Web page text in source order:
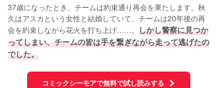
37歳になったとき、チームは約束通り再会を果たします。秋
久はアスカという女性と結婚していて、チームは20年後の再
会を約束しながら花火を打ち上げ……。 しかし警察に見つか
ってしまい、チームの皆は手を繋ぎながら走って逃げたの
でした。
コミックシーモアで無料で試し読みする